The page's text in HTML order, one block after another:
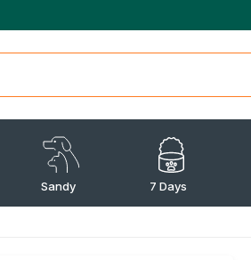
Sandy 7 Days